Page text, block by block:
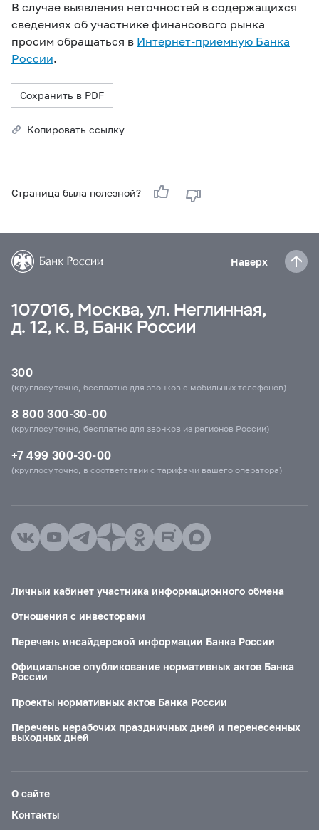
В случае выявления неточностей в содержащихся
сведениях об участнике финансового рынка
просим обращаться в Интернет-приемную Банка
России.
Сохранить в PDF
Копировать ссылку
Страница была полезной?
Наверх
107016, Москва, ул. Неглинная,
д. 12, к. В, Банк России
300
(круглосуточно, бесплатно для звонков с мобильных телефонов)
8 800 300-30-00
(круглосуточно, бесплатно для звонков из регионов России)
+7 499 300-30-00
(круглосуточно, в соответствии с тарифами вашего оператора)
Личный кабинет участника информационного обмена
Отношения с инвесторами
Перечень инсайдерской информации Банка России
Официальное опубликование нормативных актов Банка
России
Проекты нормативных актов Банка России
Перечень нерабочих праздничных дней и перенесенных
выходных дней
О сайте
Контакты